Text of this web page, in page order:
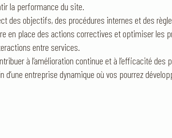
la performance du site.
des objectifs, des procédures internes et des
en place des actions correctives et optimiser les
entre services.
à l’amélioration continue et à l’efficacité des
entreprise dynamique où vos pourrez